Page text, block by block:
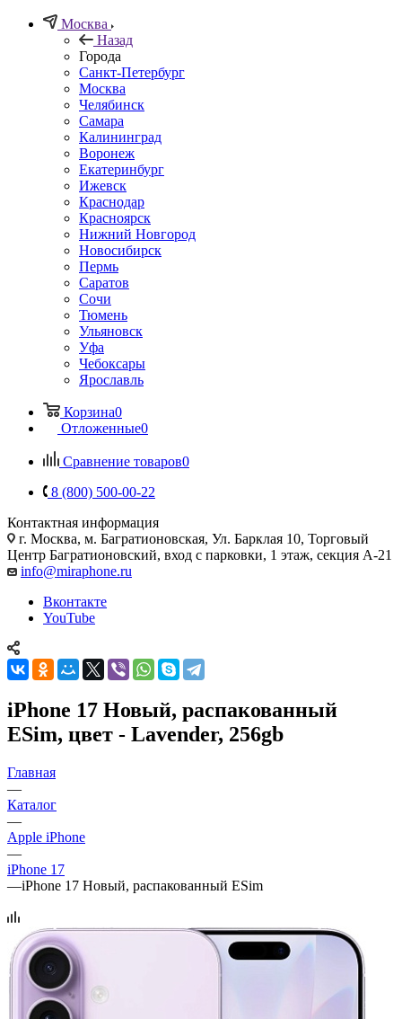
Москва
Назад
Города
Санкт-Петербург
Москва
Челябинск
Самара
Калининград
Воронеж
Екатеринбург
Ижевск
Краснодар
Красноярск
Нижний Новгород
Новосибирск
Пермь
Саратов
Сочи
Тюмень
Ульяновск
Уфа
Чебоксары
Ярославль
Корзина0
Отложенные0
Сравнение товаров0
8 (800) 500-00-22
Контактная информация
г. Москва, м. Багратионовская, Ул. Барклая 10, Торговый
Центр Багратионовский, вход с парковки, 1 этаж, секция А-21
info@miraphone.ru
Вконтакте
YouTube
iPhone 17 Новый, распакованный
ESim, цвет - Lavender, 256gb
Главная
—
Каталог
—
Apple iPhone
—
iPhone 17
—iPhone 17 Новый, распакованный ESim